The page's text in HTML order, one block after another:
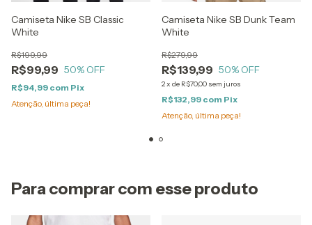
Camiseta Nike SB Classic
White
R$99,99
R$199,99
50% OFF
R$94,99 com Pix
Atenção, última peça!
Camiseta Nike SB Dunk Team
White
R$139,99
R$279,99
50% OFF
2x de R$70,00 sem juros
R$132,99 com Pix
Atenção, última peça!
Para comprar com esse produto